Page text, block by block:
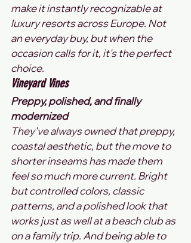
make it instantly recognizable at
luxury resorts across Europe. Not
an everyday buy, but when the
occasion calls for it, it's the perfect
choice.
Vineyard Vines
Preppy, polished, and finally
modernized
They've always owned that preppy,
coastal aesthetic, but the move to
shorter inseams has made them
feel so much more current. Bright
but controlled colors, classic
patterns, and a polished look that
works just as well at a beach club as
on a family trip. And being able to